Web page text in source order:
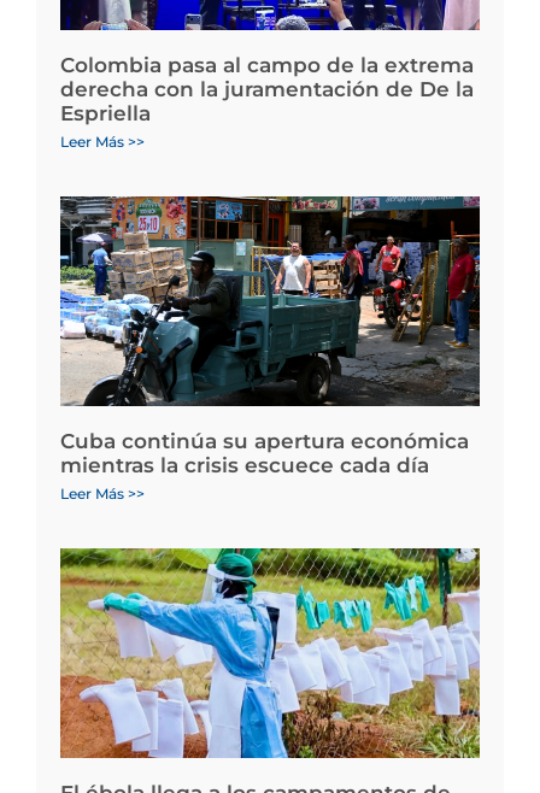
Colombia pasa al campo de la extrema
derecha con la juramentación de De la
Espriella
Leer Más >>
Cuba continúa su apertura económica
mientras la crisis escuece cada día
Leer Más >>